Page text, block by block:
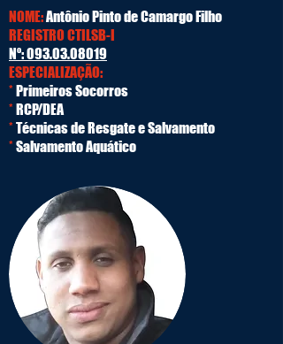
NOME:Antônio Pinto de Camargo Filho
REGISTRO CTILSB-I
Nº:093.03.08019
ESPECIALIZAÇÃO:
* Primeiros Socorros
* RCP/DEA
* Técnicas de Resgate e Salvamento
* Salvamento Aquático